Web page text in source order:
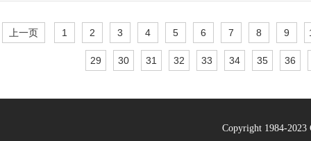
上一页 1 2 3 4 5 6 7 8 9
29 30 31 32 33 34 35 36
Copyright 1984-